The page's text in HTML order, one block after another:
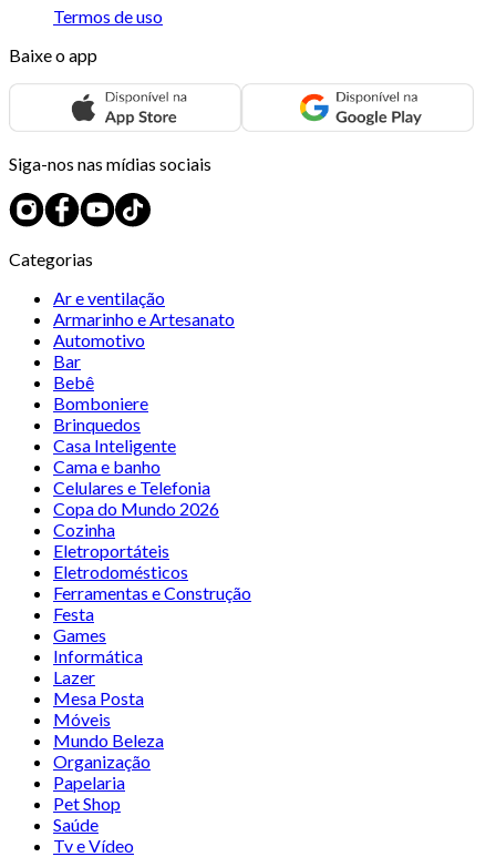
Termos de uso
Baixe o app
Siga-nos nas mídias sociais
Categorias
Ar e ventilação
Armarinho e Artesanato
Automotivo
Bar
Bebê
Bomboniere
Brinquedos
Casa Inteligente
Cama e banho
Celulares e Telefonia
Copa do Mundo 2026
Cozinha
Eletroportáteis
Eletrodomésticos
Ferramentas e Construção
Festa
Games
Informática
Lazer
Mesa Posta
Móveis
Mundo Beleza
Organização
Papelaria
Pet Shop
Saúde
Tv e Vídeo